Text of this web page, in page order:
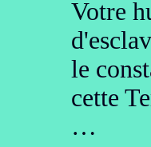
Votre
le
cette
…